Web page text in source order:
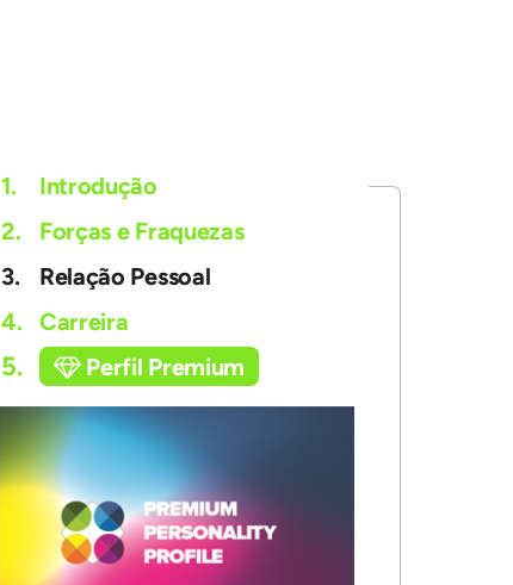
1.
Introdução
2.
Forças e Fraquezas
3.
Relação Pessoal
4.
Carreira
5. Perfil Premium